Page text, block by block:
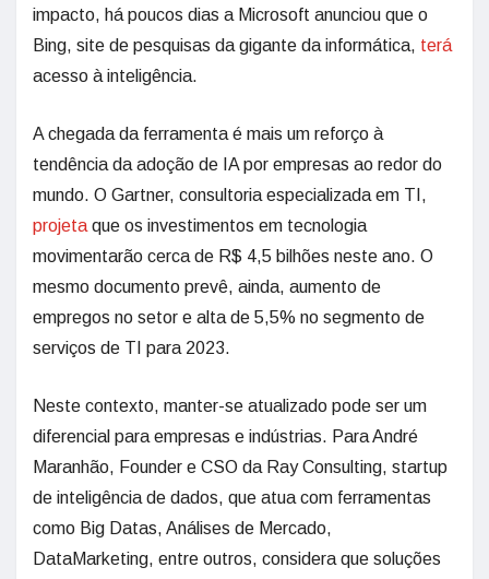
impacto, há poucos dias a Microsoft anunciou que o
Bing, site de pesquisas da gigante da informática, terá
acesso à inteligência.
A chegada da ferramenta é mais um reforço à
tendência da adoção de IA por empresas ao redor do
mundo. O Gartner, consultoria especializada em TI,
projeta que os investimentos em tecnologia
movimentarão cerca de R$ 4,5 bilhões neste ano. O
mesmo documento prevê, ainda, aumento de
empregos no setor e alta de 5,5% no segmento de
serviços de TI para 2023.
Neste contexto, manter-se atualizado pode ser um
diferencial para empresas e indústrias. Para André
Maranhão, Founder e CSO da Ray Consulting, startup
de inteligência de dados, que atua com ferramentas
como Big Datas, Análises de Mercado,
DataMarketing, entre outros, considera que soluções